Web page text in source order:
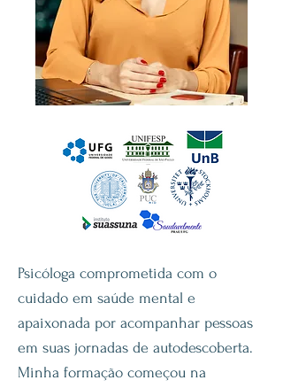
Psicóloga comprometida com o
cuidado em saúde mental e
apaixonada por acompanhar pessoas
em suas jornadas de autodescoberta.
Minha formação começou na